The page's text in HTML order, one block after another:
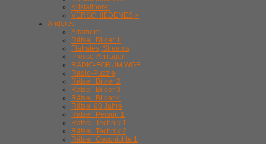
Kristallhörer
VERSCHIEDENES >
Anderes
Altamont
Rätsel. Bilder 1
Flatrates, Streams
Presse-Anfragen
RADIO-FORUM WGF
Radio-Puzzle
Rätsel. Bilder 2
Rätsel. Bilder 3
Rätsel. Bilder 4
Rätsel 90 Jahre
Rätsel. Person 1
Rätsel. Technik 1
Rätsel. Technik 2
Rätsel. Geschichte 1